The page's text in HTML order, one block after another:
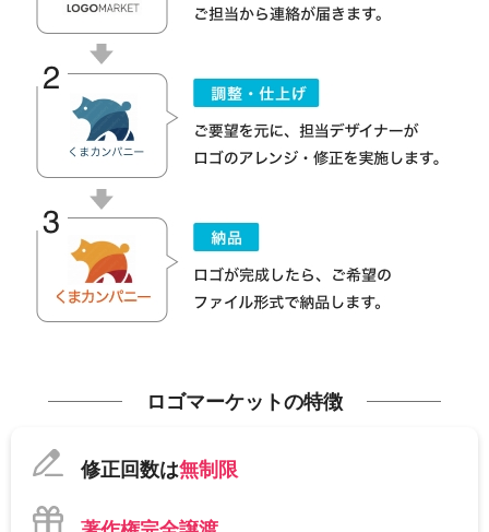
ロゴマーケットの特徴
修正回数は無制限